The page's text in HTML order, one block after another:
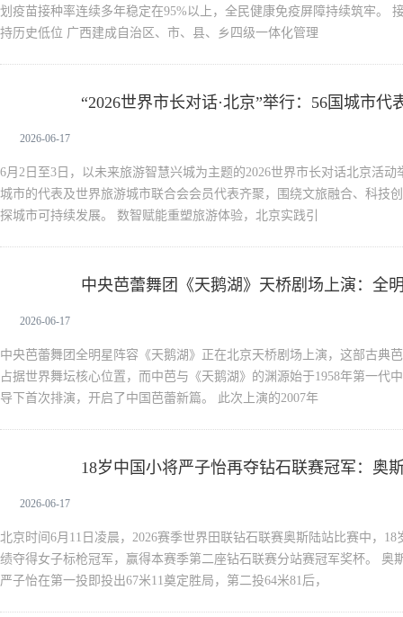
划疫苗接种率连续多年稳定在95%以上，全民健康免疫屏障持续筑牢。
持历史低位 广西建成自治区、市、县、乡四级一体化管理
“2026世界市长对话·北京”举行：56国城市
2026-06-17
6月2日至3日，以未来旅游智慧兴城为主题的2026世界市长对话北京活动
城市的代表及世界旅游城市联合会会员代表齐聚，围绕文旅融合、科技
探城市可持续发展。 数智赋能重塑旅游体验，北京实践引
中央芭蕾舞团《天鹅湖》天桥剧场上演：全
版本2026-06-17
中央芭蕾舞团全明星阵容《天鹅湖》正在北京天桥剧场上演，这部古典
占据世界舞坛核心位置，而中芭与《天鹅湖》的渊源始于1958年第一代
导下首次排演，开启了中国芭蕾新篇。 此次上演的2007年
18岁中国小将严子怡再夺钻石联赛冠军：奥
2026-06-17
北京时间6月11日凌晨，2026赛季世界田联钻石联赛奥斯陆站比赛中，
绩夺得女子标枪冠军，赢得本赛季第二座钻石联赛分站赛冠军奖杯。 奥
严子怡在第一投即投出67米11奠定胜局，第二投64米81后，